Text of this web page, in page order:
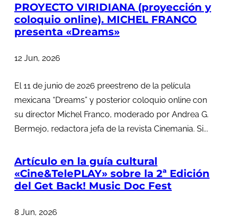
PROYECTO VIRIDIANA (proyección y
coloquio online). MICHEL FRANCO
presenta «Dreams»
12 Jun, 2026
El 11 de junio de 2026 preestreno de la película
mexicana “Dreams” y posterior coloquio online con
su director Michel Franco, moderado por Andrea G.
Bermejo, redactora jefa de la revista Cinemania. Si...
Artículo en la guía cultural
«Cine&TelePLAY» sobre la 2ª Edición
del Get Back! Music Doc Fest
8 Jun, 2026